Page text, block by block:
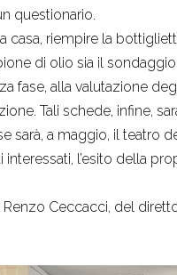
questionario.
riempire la
di olio sia il
fase, alla valutazione
Tali schede, infine,
sarà, a maggio, il teatro
interessati, l’esito della
Ceccacci, del